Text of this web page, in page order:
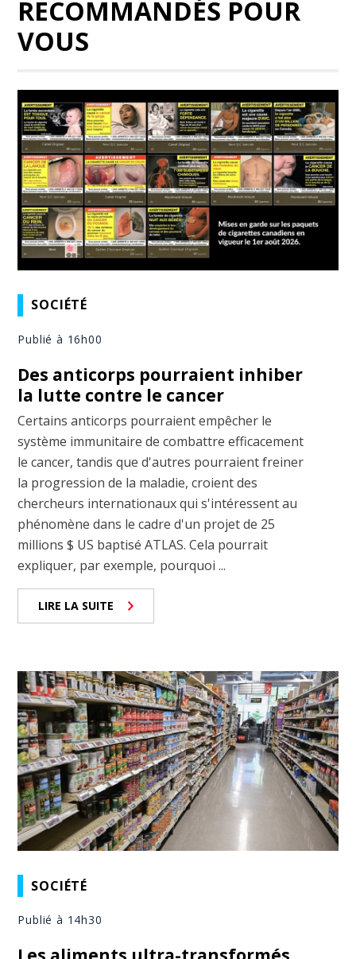
RECOMMANDÉS POUR
VOUS
SOCIÉTÉ
Publié à 16h00
Des anticorps pourraient inhiber
la lutte contre le cancer
Certains anticorps pourraient empêcher le
système immunitaire de combattre efficacement
le cancer, tandis que d'autres pourraient freiner
la progression de la maladie, croient des
chercheurs internationaux qui s'intéressent au
phénomène dans le cadre d'un projet de 25
millions $ US baptisé ATLAS. Cela pourrait
expliquer, par exemple, pourquoi ...
LIRE LA SUITE
SOCIÉTÉ
Publié à 14h30